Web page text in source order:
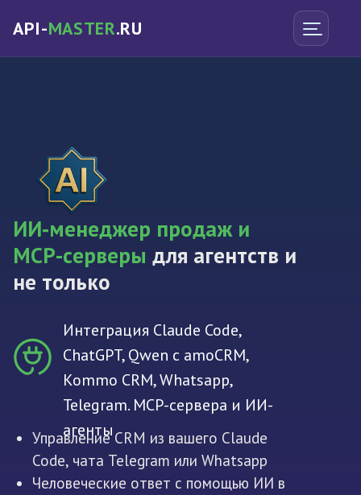
API-MASTER.RU
ИИ‑менеджер продаж и
MCP-серверы для агентств и
не только
Управление CRM из вашего Claude
Code, чата Telegram или Whatsapp
Человеческие ответ с помощью ИИ в
Интеграция Claude Code,
ChatGPT, Qwen с amoCRM,
Kommo CRM, Whatsapp,
Telegram. MCP-сервера и ИИ-
агенты